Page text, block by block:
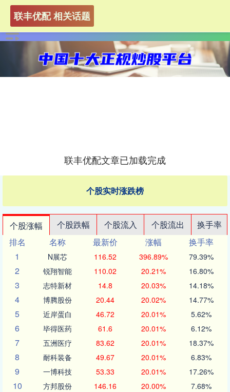
联丰优配 相关话题
联丰优配文章已加载完成
个股实时涨跌榜
个股涨幅 个股跌幅 个股流入 个股流出
换手率
排名
名称 最新价 涨幅
换手率
1
N展芯 116.52 396.89% 79.39%
2 锐翔智能 110.02 20.21% 16.80%
3 志特新材 14.8 20.03% 14.18%
4 博腾股份 20.44 20.02% 14.77%
5 近岸蛋白 46.72 20.01% 5.62%
6 毕得医药 61.6 20.01% 6.12%
7 五洲医疗 83.62 20.01% 18.37%
8 耐科装备 49.67 20.01% 6.83%
9 一博科技 53.33 20.01% 17.26%
10 方邦股份 146.16 20.00% 7.68%